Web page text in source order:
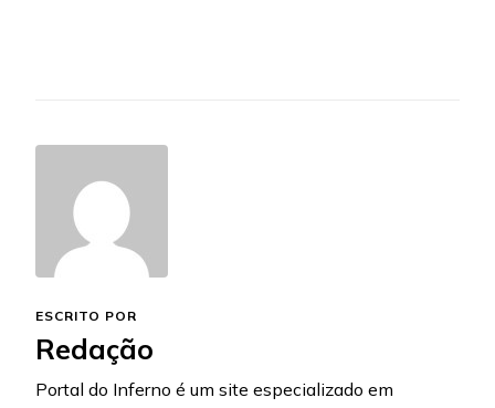
ESCRITO POR
Redação
Portal do Inferno é um site especializado em